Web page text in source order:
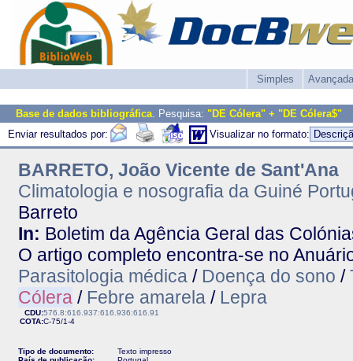
Simples Avançada
Base de dados bibliográfica. Pesquisa: "DE Cólera" + "DE Cólera$"
Enviar resultados por:
Visualizar no formato:
BARRETO, João Vicente de Sant'Ana
Climatologia e nosografia da Guiné
Barreto
In: Boletim da Agência Geral das
O artigo completo encontra-se no
Parasitologia médica / Doença do sono /
Cólera / Febre amarela / Lepra
CDU:576.8:616.937:616.936:616.91
COTA:C-75/1-4
Tipo de documento:
Texto impresso